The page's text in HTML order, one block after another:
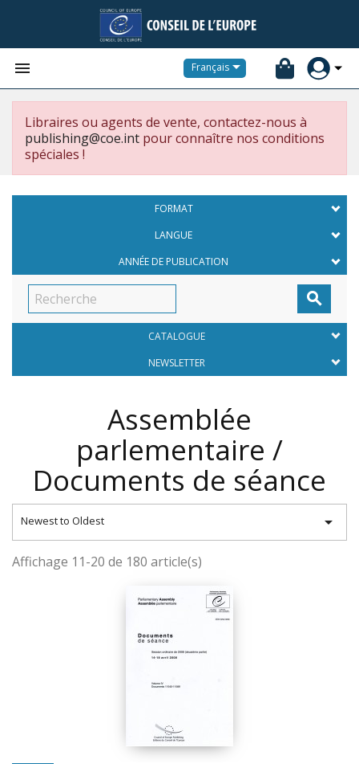
 Français
Libraires ou agents de vente, contactez-nous à
publishing@coe.int pour connaître nos conditions
spéciales !
FORMAT
LANGUE
ANNÉE DE PUBLICATION

CATALOGUE
NEWSLETTER
Assemblée
parlementaire /
Documents de séance
Newest to Oldest 
Affichage 11-20 de 180 article(s)